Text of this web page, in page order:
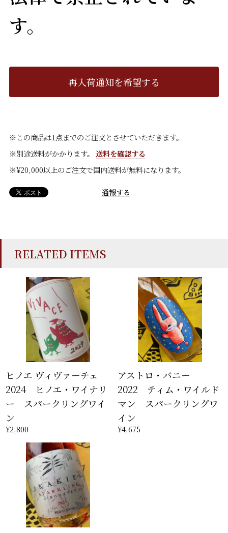
す。
再入荷通知を希望する
※この商品は1点までのご注文とさせていただきます。
※別途送料がかかります。 送料を確認する
※¥20,000以上のご注文で国内送料が無料になります。
通報する
RELATED ITEMS
ヒノエ ヴィヴァーチェ
2024 ヒノエ・ワイナリ
ー スパークリングワイ
ン
¥2,800
アストロ・バニー
2022 ティム・ワイルド
マン スパークリングワ
イン
¥4,675